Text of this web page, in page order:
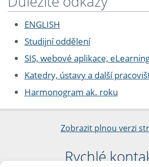
ENGLISH
Studijní oddělení
SIS, webové aplikace,
Katedry, ústavy a další
Harmonogram ak. roku
Zobrazit plnou verzi
Rychlé